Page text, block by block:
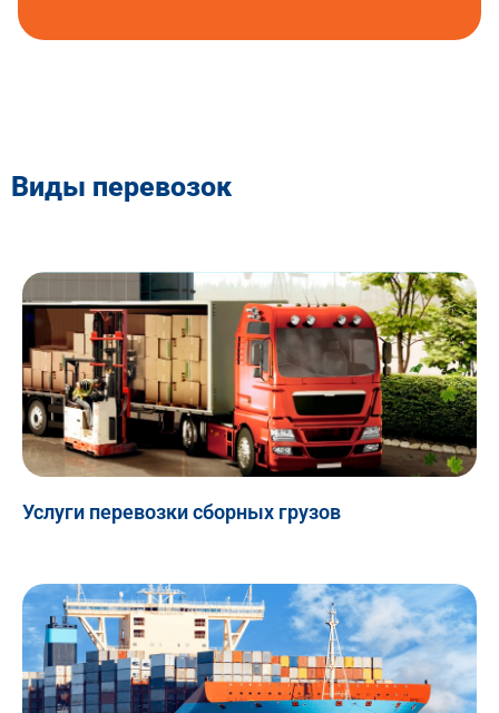
Виды перевозок
Услуги перевозки сборных грузов